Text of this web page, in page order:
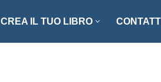
CREA IL TUO LIBRO CONTATTI